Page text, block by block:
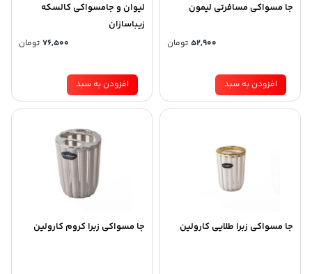
جا مسواکی مسافرتی لیمون
تومان
افزودن به سبد
لیوان و جامسواکی کالسکه
زیباسازان
تومان
افزودن به سبد
جا مسواکی زبرا طلایی کارولین جا مسواکی زبرا کروم کارولین